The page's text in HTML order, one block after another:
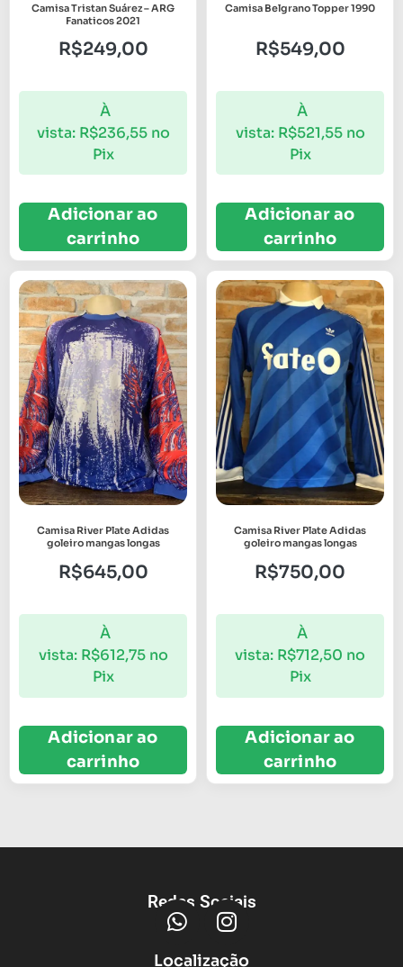
Camisa Tristan Suárez – ARG
Fanaticos 2021
R$249,00
À
vista: R$236,55 no
Pix
Adicionar ao
carrinho
Camisa Belgrano Topper 1990
R$549,00
À
vista: R$521,55 no
Pix
Adicionar ao
carrinho
Camisa River Plate Adidas
goleiro mangas longas
R$645,00
À
vista: R$612,75 no
Pix
Adicionar ao
carrinho
Camisa River Plate Adidas
goleiro mangas longas
R$750,00
À
vista: R$712,50 no
Pix
Adicionar ao
carrinho
Redes Sociais
Localização